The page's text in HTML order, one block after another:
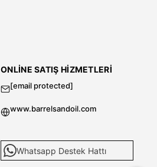
ONLINE SATIŞ HIZMETLERI
[email protected]
www.barrelsandoil.com
Whatsapp Destek Hattı